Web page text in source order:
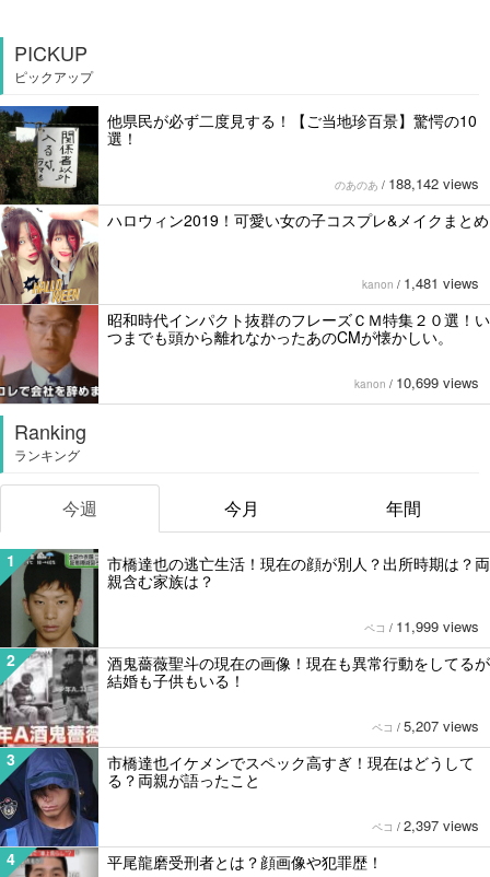
PICKUP
ピックアップ
他県民が必ず二度見する！【ご当地珍百景】驚愕の10
選！
のあのあ / 188,142 views
ハロウィン2019！可愛い女の子コスプレ&メイクまとめ
kanon / 1,481 views
昭和時代インパクト抜群のフレーズＣＭ特集２０選！い
つまでも頭から離れなかったあのCMが懐かしい。
kanon / 10,699 views
Ranking
ランキング
今週 今月 年間
1
市橋達也の逃亡生活！現在の顔が別人？出所時期は？両
親含む家族は？
ペコ / 11,999 views
2
酒鬼薔薇聖斗の現在の画像！現在も異常行動をしてるが
結婚も子供もいる！
ペコ / 5,207 views
3
市橋達也イケメンでスペック高すぎ！現在はどうして
る？両親が語ったこと
ペコ / 2,397 views
4 平尾龍磨受刑者とは？顔画像や犯罪歴！